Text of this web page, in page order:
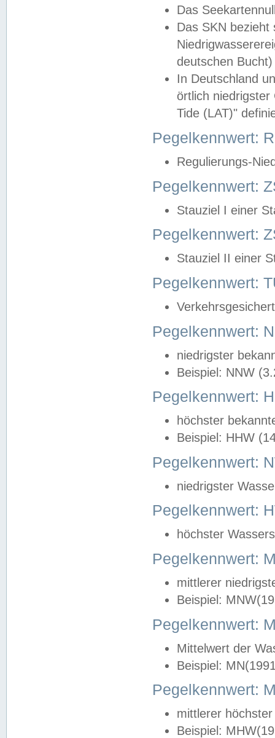
Das
Das SKN
deutschen
In Deutschland
örtlich
Tide (LAT)"
Pegelkennwert:
Regulierungs-
Pegelkennwert:
Stauziel I einer
Pegelkennwert:
Stauziel II einer
Pegelkennwert:
Pegelkennwert:
niedrigster
Beispiel: NNW
Pegelkennwert:
höchster
Beispiel: HHW
Pegelkennwert:
niedrigster
Pegelkennwert:
höchster
Pegelkennwert:
mittlerer
Beispiel:
Pegelkennwert:
Mittelwert der
Beispiel:
Pegelkennwert:
mittlerer
Beispiel: